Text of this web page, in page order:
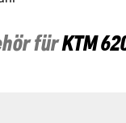
fürKTM